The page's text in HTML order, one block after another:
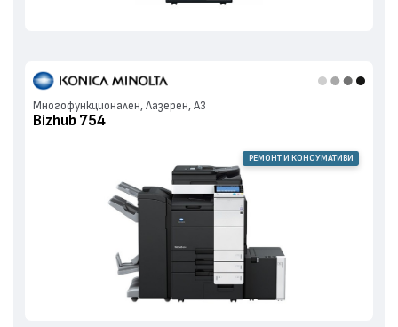
Многофункционален, Лазерен, А3
Bizhub 754
РЕМОНТ И КОНСУМАТИВИ